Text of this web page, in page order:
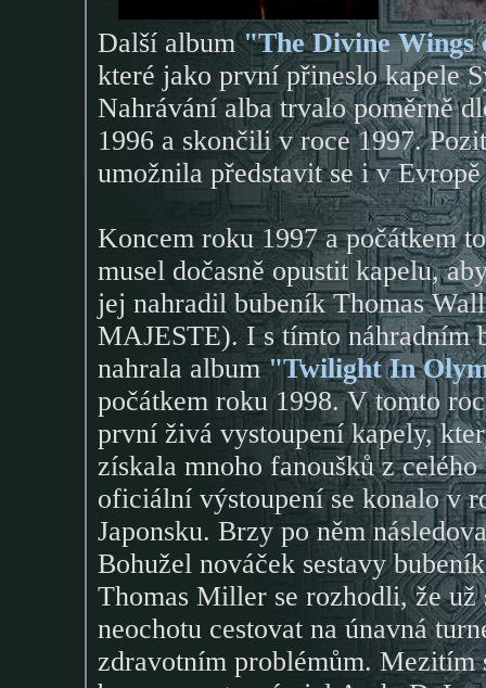
Další album"The Divine Wings
které jako první přineslo kapele
Nahrávání alba trvalo poměrně
1996 a skončili v roce 1997.
umožnila představit se i v
Koncem roku 1997 a počátkem
musel dočasně opustit kapelu,
jej nahradil bubeník Thomas
MAJESTE). I s tímto náhradním
nahrala album"Twilight In
počátkem roku 1998. V tomto
první živá vystoupení kapely,
získala mnoho fanoušků z
oficiální výstoupení se konalo v
Japonsku. Brzy po něm
Bohužel nováček sestavy
Thomas Miller se rozhodli, že
neochotu cestovat na únavná
zdravotním problémům. Mezitím